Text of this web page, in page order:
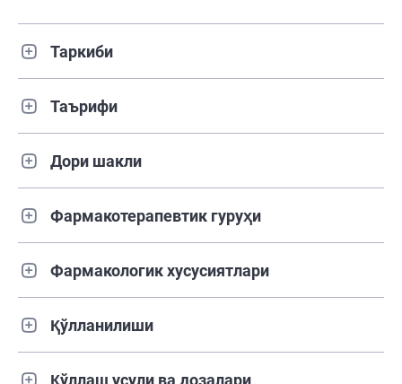
Таркиби
Таърифи
Дори шакли
Фармакотерапевтик гуруҳи
Фармакологик хусусиятлари
Қўлланилиши
Қўллаш усули ва дозалари